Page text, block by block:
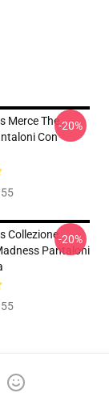
Merce The
Con
-20%
Collezione
Pantaloni
-20%